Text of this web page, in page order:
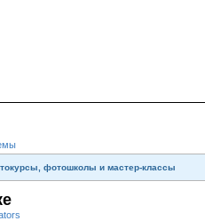
фотошколы и мастер-классы